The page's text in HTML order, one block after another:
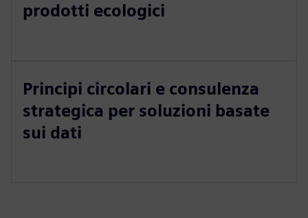
prodotti ecologici
Principi circolari e consulenza
strategica per soluzioni basate
sui dati